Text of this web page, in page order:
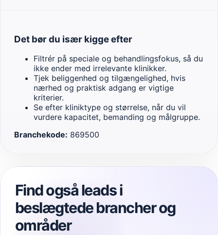
Det bør du især kigge efter
Filtrér på speciale og behandlingsfokus, så du
ikke ender med irrelevante klinikker.
Tjek beliggenhed og tilgængelighed, hvis
nærhed og praktisk adgang er vigtige
kriterier.
Se efter kliniktype og størrelse, når du vil
vurdere kapacitet, bemanding og målgruppe.
Branchekode: 869500
Find også leads i
beslægtede brancher og
områder